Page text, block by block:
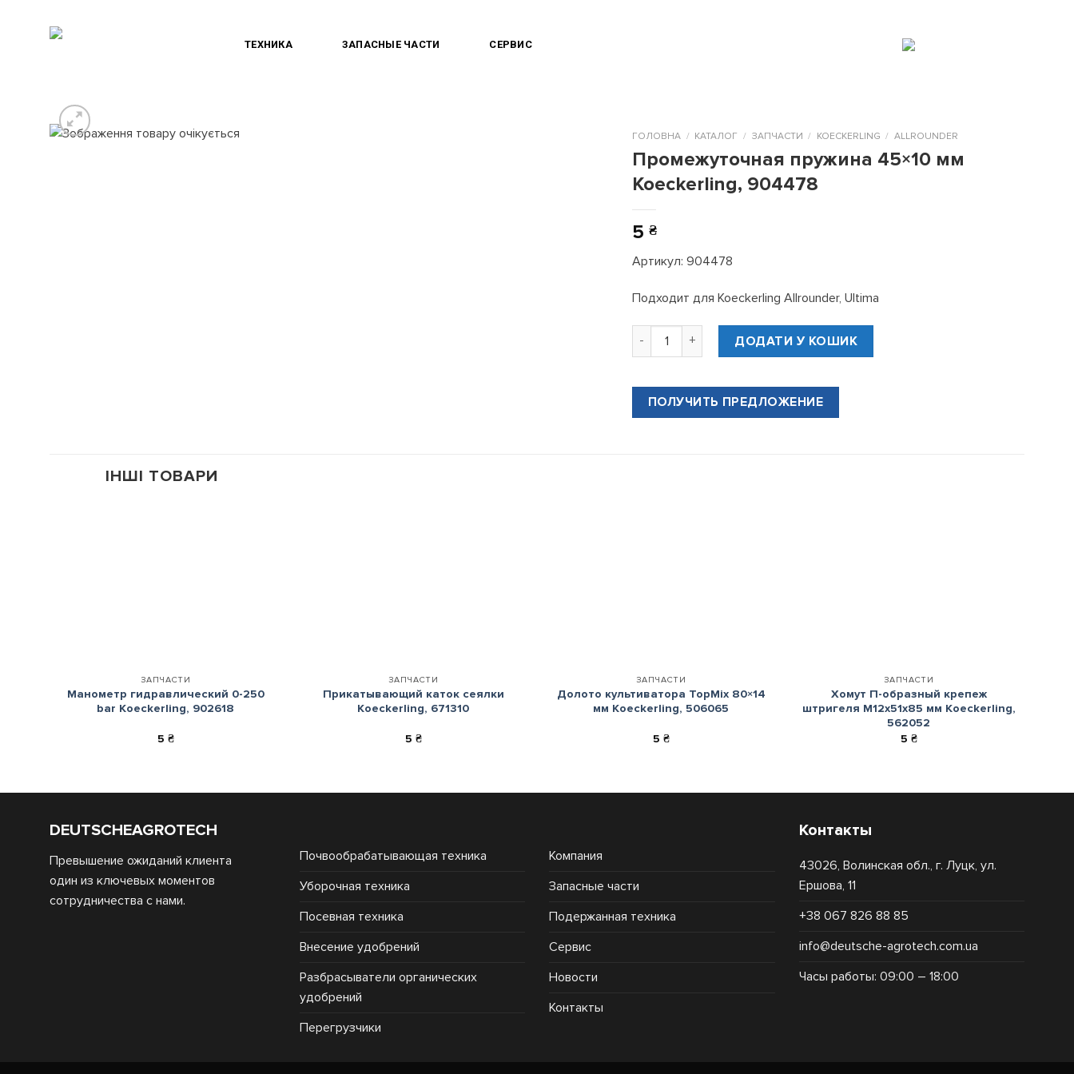
ТЕХНИКА ЗАПАСНЫЕ ЧАСТИ СЕРВИС
ГОЛОВНА / КАТАЛОГ / ЗАПЧАСТИ / KOECKERLING / ALLROUNDER
Промежуточная пружина 45×10 мм
Koeckerling, 904478
5₴
Артикул: 904478
Подходит для Koeckerling Allrounder, Ultima
Промежуточная пружина 45x10 мм Koeckerling, 904478 кількість
ДОДАТИ У КОШИК
ПОЛУЧИТЬ ПРЕДЛОЖЕНИЕ
ІНШІ ТОВАРИ
ЗАПЧАСТИ
Манометр гидравлический 0-250
bar Koeckerling, 902618
5 ₴
ЗАПЧАСТИ
Прикатывающий каток сеялки
Koeckerling, 671310
5 ₴
ЗАПЧАСТИ
Долото культиватора TopMix 80×14
мм Koeckerling, 506065
5 ₴
ЗАПЧАСТИ
Хомут П-образный крепеж
штригеля М12х51х85 мм Koeckerling,
562052
5 ₴
DEUTSCHEAGROTECH
Превышение ожиданий клиента
один из ключевых моментов
сотрудничества с нами.
Почвообрабатывающая техника
Уборочная техника
Посевная техника
Внесение удобрений
Разбрасыватели органических
удобрений
Перегрузчики
Компания
Запасные части
Подержанная техника
Сервис
Новости
Контакты
Контакты
43026, Волинская обл., г. Луцк, ул.
Ершова, 11
+38 067 826 88 85
info@deutsche-agrotech.com.ua
Часы работы: 09:00 – 18:00